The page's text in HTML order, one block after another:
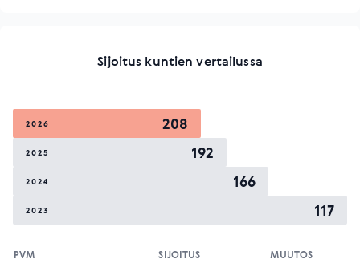
Sijoitus kuntien vertailussa
2026 208
2025 192
2024 166
2023 117
PVM SIJOITUS MUUTOS